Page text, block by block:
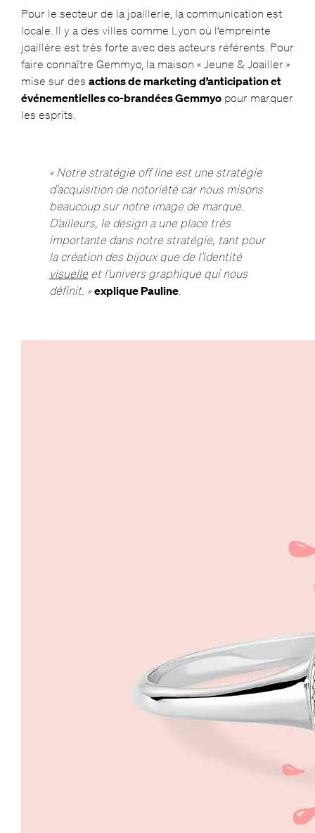
Pour le secteur de la joaillerie, la communication est
locale. Il y a des villes comme Lyon où l’empreinte
joaillère est très forte avec des acteurs référents. Pour
faire connaître Gemmyo, la maison « Jeune & Joailler »
mise sur des actions de marketing d’anticipation et
événementielles co-brandées Gemmyopour marquer
les esprits.
« Notre stratégie off line est une stratégie
d’acquisition de notoriété car nous misons
beaucoup sur notre image de marque.
D’ailleurs, le design a une place très
importante dans notre stratégie, tant pour
la création des bijoux que de l’identité
visuelleet l’univers graphique qui nous
définit. »explique Pauline.